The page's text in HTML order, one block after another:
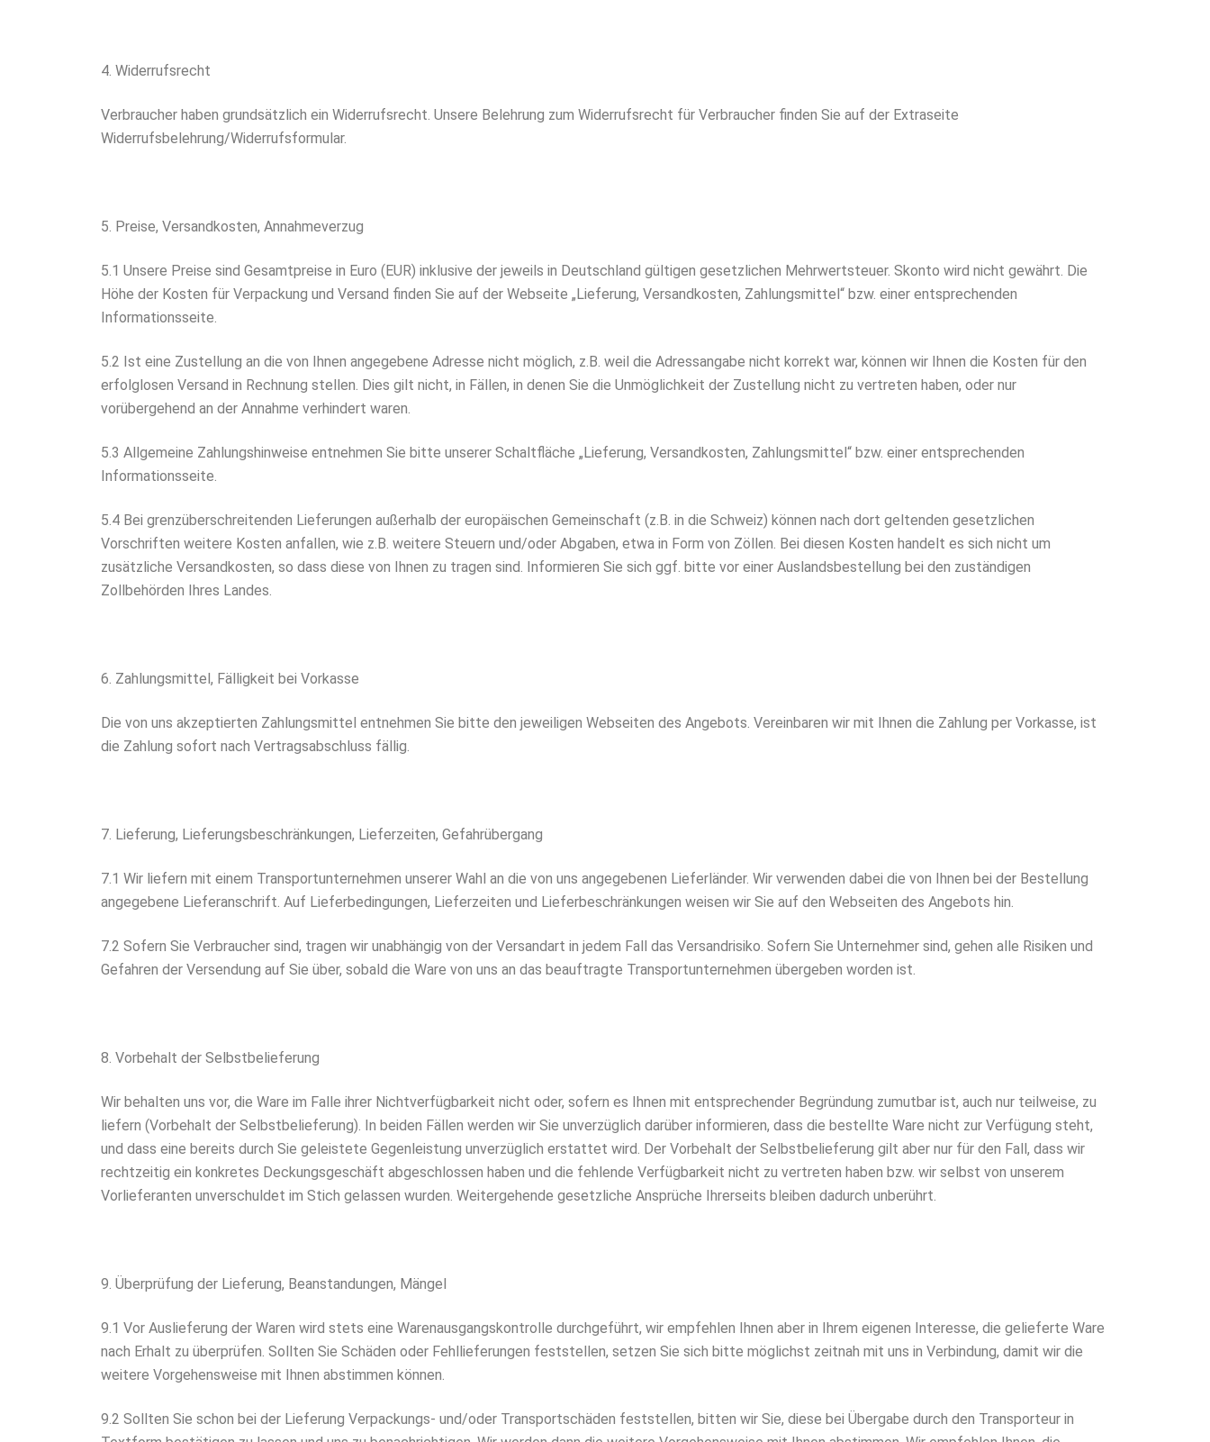
4. Widerrufsrecht
Verbraucher haben grundsätzlich ein Widerrufsrecht. Unsere Belehrung zum Widerrufsrecht für Verbraucher finden Sie auf der Extraseite
Widerrufsbelehrung/Widerrufsformular.
5. Preise, Versandkosten, Annahmeverzug
5.1 Unsere Preise sind Gesamtpreise in Euro (EUR) inklusive der jeweils in Deutschland gültigen gesetzlichen Mehrwertsteuer. Skonto wird nicht gewährt. Die
Höhe der Kosten für Verpackung und Versand finden Sie auf der Webseite „Lieferung, Versandkosten, Zahlungsmittel“ bzw. einer entsprechenden
Informationsseite.
5.2 Ist eine Zustellung an die von Ihnen angegebene Adresse nicht möglich, z.B. weil die Adressangabe nicht korrekt war, können wir Ihnen die Kosten für den
erfolglosen Versand in Rechnung stellen. Dies gilt nicht, in Fällen, in denen Sie die Unmöglichkeit der Zustellung nicht zu vertreten haben, oder nur
vorübergehend an der Annahme verhindert waren.
5.3 Allgemeine Zahlungshinweise entnehmen Sie bitte unserer Schaltfläche „Lieferung, Versandkosten, Zahlungsmittel“ bzw. einer entsprechenden
Informationsseite.
5.4 Bei grenzüberschreitenden Lieferungen außerhalb der europäischen Gemeinschaft (z.B. in die Schweiz) können nach dort geltenden gesetzlichen
Vorschriften weitere Kosten anfallen, wie z.B. weitere Steuern und/oder Abgaben, etwa in Form von Zöllen. Bei diesen Kosten handelt es sich nicht um
zusätzliche Versandkosten, so dass diese von Ihnen zu tragen sind. Informieren Sie sich ggf. bitte vor einer Auslandsbestellung bei den zuständigen
Zollbehörden Ihres Landes.
6. Zahlungsmittel, Fälligkeit bei Vorkasse
Die von uns akzeptierten Zahlungsmittel entnehmen Sie bitte den jeweiligen Webseiten des Angebots. Vereinbaren wir mit Ihnen die Zahlung per Vorkasse, ist
die Zahlung sofort nach Vertragsabschluss fällig.
7. Lieferung, Lieferungsbeschränkungen, Lieferzeiten, Gefahrübergang
7.1 Wir liefern mit einem Transportunternehmen unserer Wahl an die von uns angegebenen Lieferländer. Wir verwenden dabei die von Ihnen bei der Bestellung
angegebene Lieferanschrift. Auf Lieferbedingungen, Lieferzeiten und Lieferbeschränkungen weisen wir Sie auf den Webseiten des Angebots hin.
7.2 Sofern Sie Verbraucher sind, tragen wir unabhängig von der Versandart in jedem Fall das Versandrisiko. Sofern Sie Unternehmer sind, gehen alle Risiken und
Gefahren der Versendung auf Sie über, sobald die Ware von uns an das beauftragte Transportunternehmen übergeben worden ist.
8. Vorbehalt der Selbstbelieferung
Wir behalten uns vor, die Ware im Falle ihrer Nichtverfügbarkeit nicht oder, sofern es Ihnen mit entsprechender Begründung zumutbar ist, auch nur teilweise, zu
liefern (Vorbehalt der Selbstbelieferung). In beiden Fällen werden wir Sie unverzüglich darüber informieren, dass die bestellte Ware nicht zur Verfügung steht,
und dass eine bereits durch Sie geleistete Gegenleistung unverzüglich erstattet wird. Der Vorbehalt der Selbstbelieferung gilt aber nur für den Fall, dass wir
rechtzeitig ein konkretes Deckungsgeschäft abgeschlossen haben und die fehlende Verfügbarkeit nicht zu vertreten haben bzw. wir selbst von unserem
Vorlieferanten unverschuldet im Stich gelassen wurden. Weitergehende gesetzliche Ansprüche Ihrerseits bleiben dadurch unberührt.
9. Überprüfung der Lieferung, Beanstandungen, Mängel
9.1 Vor Auslieferung der Waren wird stets eine Warenausgangskontrolle durchgeführt, wir empfehlen Ihnen aber in Ihrem eigenen Interesse, die gelieferte Ware
nach Erhalt zu überprüfen. Sollten Sie Schäden oder Fehllieferungen feststellen, setzen Sie sich bitte möglichst zeitnah mit uns in Verbindung, damit wir die
weitere Vorgehensweise mit Ihnen abstimmen können.
9.2 Sollten Sie schon bei der Lieferung Verpackungs- und/oder Transportschäden feststellen, bitten wir Sie, diese bei Übergabe durch den Transporteur in